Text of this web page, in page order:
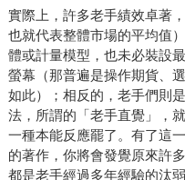
實際上，許多老手績效卓著
也就代表整體市場的平均值
體或計量模型，也未必裝設
螢幕（那普遍是操作期貨、
如此）；相反的，老手們則
法，所謂的「老手直覺」，
一種本能反應罷了。有了這
的著作，你將會發覺原來許
都是老手經過多年經驗的汰